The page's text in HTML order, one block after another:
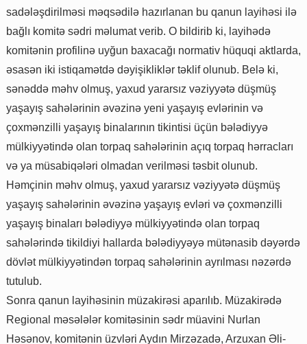
sadələşdirilməsi məqsədilə hazırlanan bu qanun layihəsi ilə
bağlı komitə sədri məlumat verib. O bildirib ki, layihədə
komitənin profilinə uyğun baxacağı normativ hüquqi aktlarda,
əsasən iki istiqamətdə dəyişikliklər təklif olunub. Belə ki,
sənəddə məhv olmuş, yaxud yararsız vəziyyətə düşmüş
yaşayış sahələrinin əvəzinə yeni yaşayış evlərinin və
çoxmənzilli yaşayış binalarının tikintisi üçün bələdiyyə
mülkiyyətində olan torpaq sahələrinin açıq torpaq hərracları
və ya müsabiqələri olmadan verilməsi təsbit olunub.
Həmçinin məhv olmuş, yaxud yararsız vəziyyətə düşmüş
yaşayış sahələrinin əvəzinə yaşayış evləri və çoxmənzilli
yaşayış binaları bələdiyyə mülkiyyətində olan torpaq
sahələrində tikildiyi hallarda bələdiyyəyə mütənasib dəyərdə
dövlət mülkiyyətindən torpaq sahələrinin ayrılması nəzərdə
tutulub.
Sonra qanun layihəsinin müzakirəsi aparılıb. Müzakirədə
Regional məsələlər komitəsinin sədr müavini Nurlan
Həsənov, komitənin üzvləri Aydın Mirzəzadə, Arzuxan Əli-